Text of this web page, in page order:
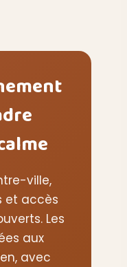
ville,
et accès
Les
aux
avec